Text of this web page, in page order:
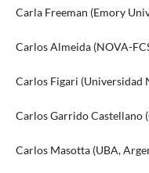
Carla Freeman (Emory
Carlos Almeida (NOVA-
Carlos Figari (Universidad
Carlos Garrido Castellano
Carlos Masotta (UBA,